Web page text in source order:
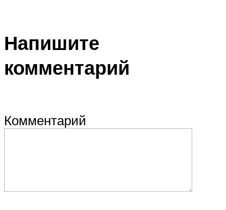
Напишите
комментарий
Комментарий